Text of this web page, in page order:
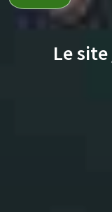
Le site